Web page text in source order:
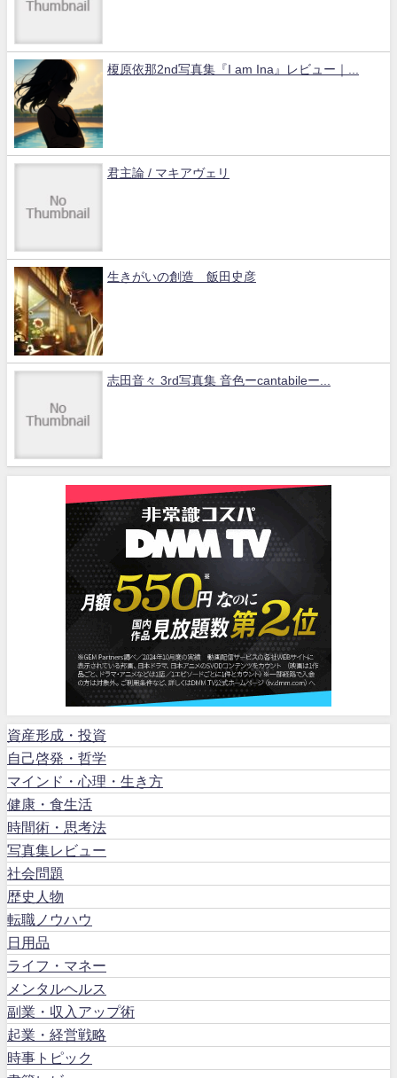
榎原依那2nd写真集『I am Ina』レビュー｜...
君主論 / マキアヴェリ
生きがいの創造 飯田史彦
志田音々 3rd写真集 音色ーcantabileー...
資産形成・投資
自己啓発・哲学
マインド・心理・生き方
健康・食生活
時間術・思考法
写真集レビュー
社会問題
歴史人物
転職ノウハウ
日用品
ライフ・マネー
メンタルヘルス
副業・収入アップ術
起業・経営戦略
時事トピック